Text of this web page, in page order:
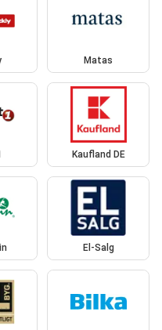
Matas
Kaufland DE
El-Salg